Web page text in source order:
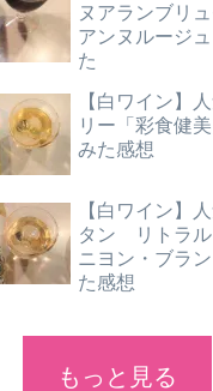
ヌアランブリ
アンヌルージ
た
【白ワイン】
リー「彩食健
みた感想
【白ワイン】
タン リトラ
ニヨン・ブラ
た感想
もっと見る